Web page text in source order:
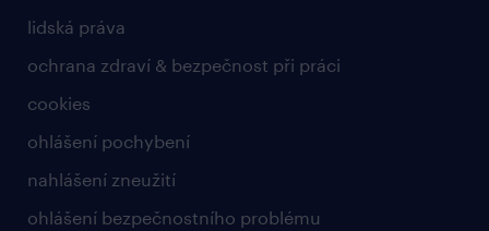
lidská práva
ochrana zdraví & bezpečnost při práci
cookies
ohlášení pochybení
nahlášení zneužití
ohlášení bezpečnostního problému